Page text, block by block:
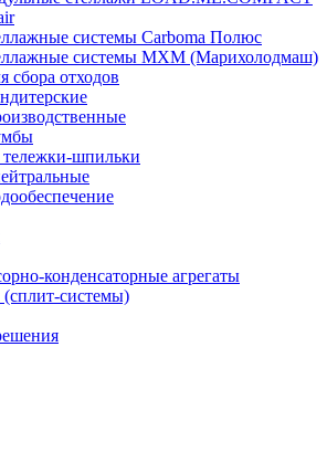
системы Carboma Полюс
системы МХМ (Марихолодмаш)
сбора отходов
шпильки
конденсаторные агрегаты
системы)